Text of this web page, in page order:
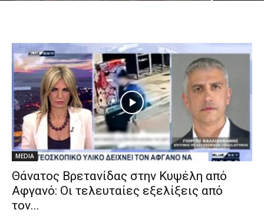
MEDIA
Θάνατος Βρετανίδας στην Κυψέλη από
Αφγανό: Οι τελευταίες εξελίξεις από
τον...